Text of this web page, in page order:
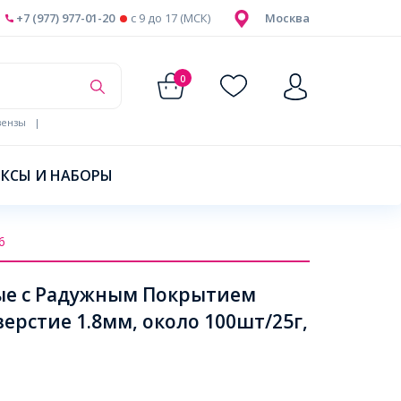
Москва
+7 (977) 977-01-20 c 9 до 17 (МСК)
0
|
И НАБОРЫ
с Радужным Покрытием
1.8мм, около 100шт/25г,